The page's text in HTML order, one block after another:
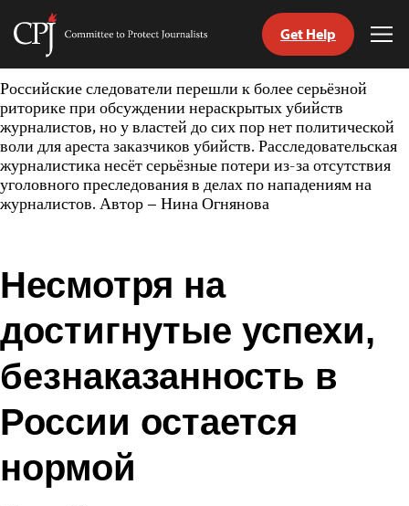
Skip
to
content
Committee
Journalists
Get Help
Российские следователи перешли к более серьёзной
риторике при обсуждении нераскрытых убийств
журналистов, но у властей до сих пор нет политической
воли для ареста заказчиков убийств. Расследовательская
журналистика несёт серьёзные потери из-за отсутствия
уголовного преследования в делах по нападениям на
журналистов. Автор – Нина Огнянова
Несмотря на
достигнутые успехи,
безнаказанность в
России остается
нормой